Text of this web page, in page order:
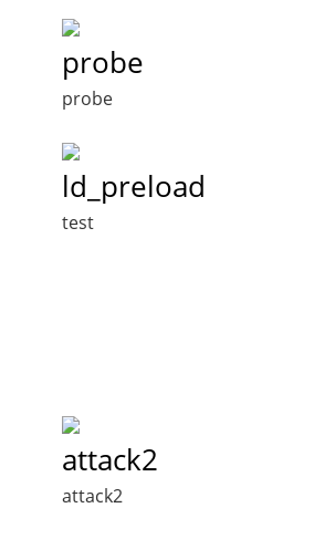
probe
probe
ld_preload
test
attack2
attack2